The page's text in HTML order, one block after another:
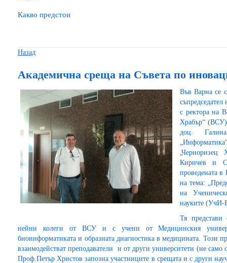
Какво предстои
Назад
Академична среща на Съвета по
Във Варна се
с ректора на
Храбър“ (ВСУ)
доц.
Киричев и
проведената
на тема:
на
науките
Тя представи
нейни колеги от ВСУ и с учени от Медицинския
биоинформатиката и образната диагностика в медицината. Този
взаимодействат преподаватели и от други университети (не
Проф.Петър Христов запозна участниците в срещата и с други